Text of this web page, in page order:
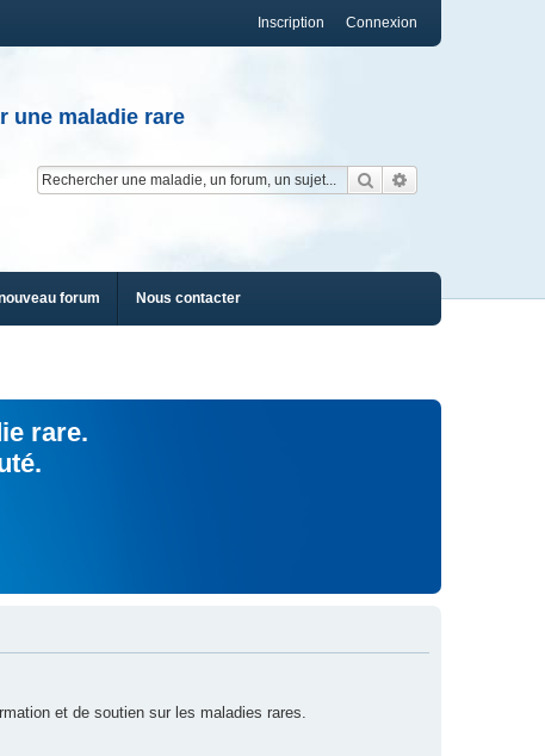
Connexion
Inscription
une maladie rare
Rechercher
forum Nous contacter
rare.
et de soutien sur les maladies rares.